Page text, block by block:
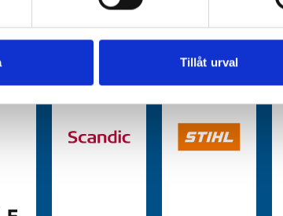
vår trafik. Vi vidarebefordrar även sådana
annons- och analysföretag som vi samarbetar
Tillåt urval